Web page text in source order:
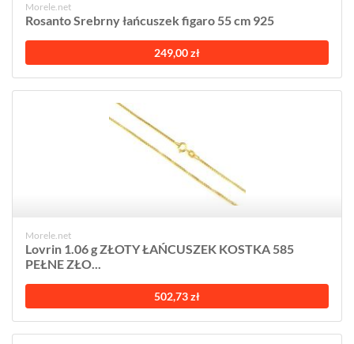
Morele.net
Rosanto Srebrny łańcuszek figaro 55 cm 925
249,00 zł
Morele.net
Lovrin 1.06 g ZŁOTY ŁAŃCUSZEK KOSTKA 585
PEŁNE ZŁO...
502,73 zł